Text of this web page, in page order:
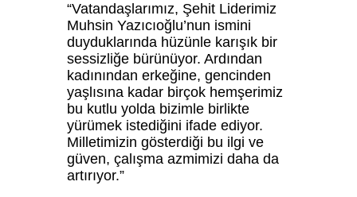
“Vatandaşlarımız, Şehit Liderimiz
Muhsin Yazıcıoğlu’nun ismini
duyduklarında hüzünle karışık bir
sessizliğe bürünüyor. Ardından
kadınından erkeğine, gencinden
yaşlısına kadar birçok hemşerimiz
bu kutlu yolda bizimle birlikte
yürümek istediğini ifade ediyor.
Milletimizin gösterdiği bu ilgi ve
güven, çalışma azmimizi daha da
artırıyor.”